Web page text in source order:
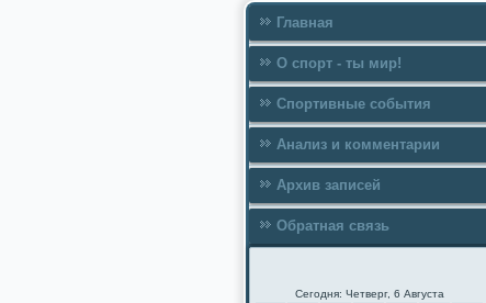
Главная
О спорт - ты мир!
Спортивные события
Анализ и комментарии
Архив записей
Обратная связь
Сегодня: Четверг, 6 Августа